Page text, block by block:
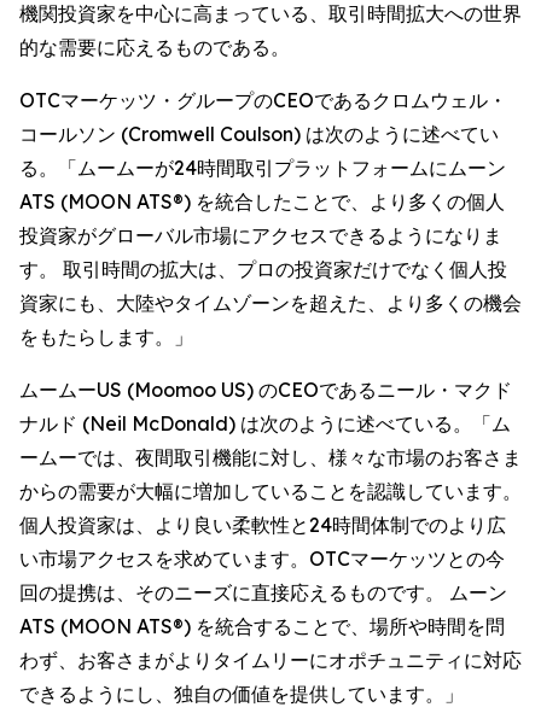
機関投資家を中心に高まっている、取引時間拡大への世界
的な需要に応えるものである。
OTCマーケッツ・グループのCEOであるクロムウェル・
コールソン (Cromwell Coulson) は次のように述べてい
る。「ムームーが24時間取引プラットフォームにムーン
ATS (MOON ATS®) を統合したことで、より多くの個人
投資家がグローバル市場にアクセスできるようになりま
す。 取引時間の拡大は、プロの投資家だけでなく個人投
資家にも、大陸やタイムゾーンを超えた、より多くの機会
をもたらします。」
ムームーUS (Moomoo US) のCEOであるニール・マクド
ナルド (Neil McDonald) は次のように述べている。「ム
ームーでは、夜間取引機能に対し、様々な市場のお客さま
からの需要が大幅に増加していることを認識しています。
個人投資家は、より良い柔軟性と24時間体制でのより広
い市場アクセスを求めています。OTCマーケッツとの今
回の提携は、そのニーズに直接応えるものです。 ムーン
ATS (MOON ATS®) を統合することで、場所や時間を問
わず、お客さまがよりタイムリーにオポチュニティに対応
できるようにし、独自の価値を提供しています。」